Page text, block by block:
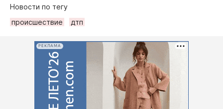
Новости по тегу
происшествие
дтп
РЕКЛАМА